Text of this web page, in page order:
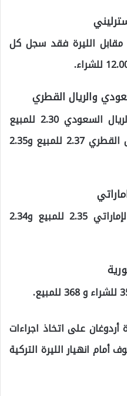
مقابل الليرة فقد سجل كل
والريال القطري
وسجلت الليرة التركية مقابل الريال السعودي 2.30 للمبيع
و2.29 ليرة تركية, ومقابل الريال القطري 2.37 للمبيع و2.35
الليرة التركية مقابل الدرهم الإماراتي 2.35 للمبيع و2.34
أردوغان على اتخاذ اجراءات
أمام انهيار الليرة التركية